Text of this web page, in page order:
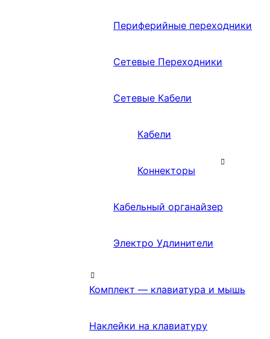
Периферийные переходники
Сетевые Переходники
Сетевые Кабели
Кабели
Коннекторы
Кабельный органайзер
Электро Удлинители
Комплект — клавиатура и мышь
Наклейки на клавиатуру